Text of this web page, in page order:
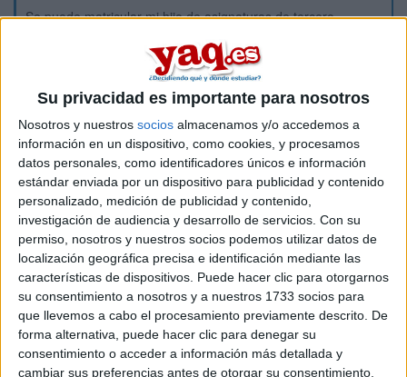
Su privacidad es importante para nosotros
Nosotros y nuestros socios almacenamos y/o accedemos a
información en un dispositivo, como cookies, y procesamos
datos personales, como identificadores únicos e información
estándar enviada por un dispositivo para publicidad y contenido
personalizado, medición de publicidad y contenido,
investigación de audiencia y desarrollo de servicios. Con su
permiso, nosotros y nuestros socios podemos utilizar datos de
localización geográfica precisa e identificación mediante las
características de dispositivos. Puede hacer clic para otorgarnos
su consentimiento a nosotros y a nuestros 1733 socios para
que llevemos a cabo el procesamiento previamente descrito. De
forma alternativa, puede hacer clic para denegar su
consentimiento o acceder a información más detallada y
cambiar sus preferencias antes de otorgar su consentimiento.
Se puede matricular mi hijo de asignaturas de tercero,
fuerzas tiene que matricularse en las que le queda de
Gracias y espero noticias
Inicio
Etiquetas: Hablar x Hablar Ingeniería Aeroespacial